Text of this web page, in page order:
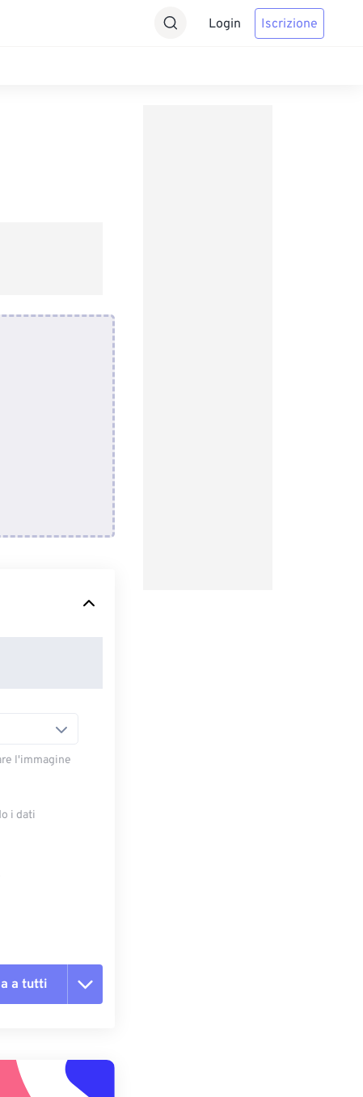
Login Iscrizione
l'immagine
i dati
a tutti